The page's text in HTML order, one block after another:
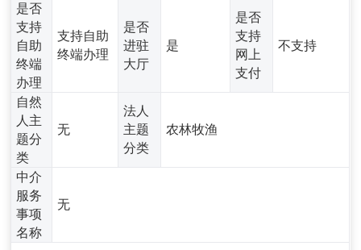
是否
支持
自助
终端
办理
支持自助
终端办理
是否
进驻
大厅
是
是否
支持
网上
支付
不支持
自然
人主
题分
类
无
法人
主题
分类
农林牧渔
中介
服务
事项
名称
无